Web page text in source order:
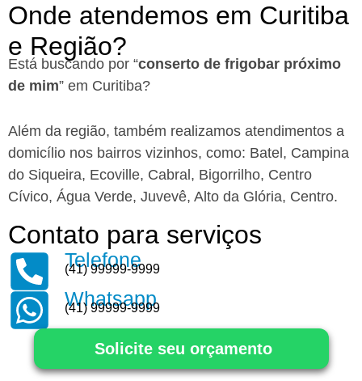
Onde atendemos em Curitiba
e Região?​
Está buscando por “conserto de frigobar próximo
de mim” em Curitiba?
Além da região, também realizamos atendimentos a
domicílio nos bairros vizinhos, como: Batel, Campina
do Siqueira, Ecoville, Cabral, Bigorrilho, Centro
Cívico, Água Verde, Juvevê, Alto da Glória, Centro.
Contato para serviços
Telefone
(41) 99999-9999
Whatsapp
(41) 99999-9999
Solicite seu orçamento